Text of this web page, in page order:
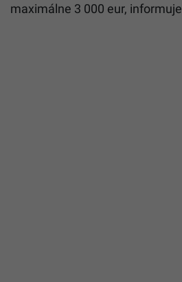
maximálne 3 000 eur, informuje